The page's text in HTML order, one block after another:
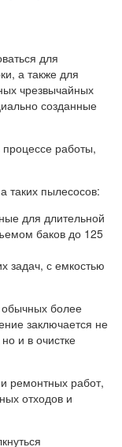
для
а также для
чрезвычайных
созданные
процессе работы,
таких пылесосов:
для длительной
баков до 125
задач, с емкостью
более
заключается не
и в очистке
ремонтных работ,
отходов и